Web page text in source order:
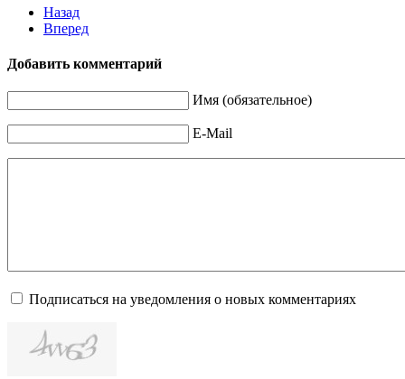
Назад
Вперед
Добавить комментарий
Имя (обязательное)
E-Mail
Подписаться на уведомления о новых комментариях